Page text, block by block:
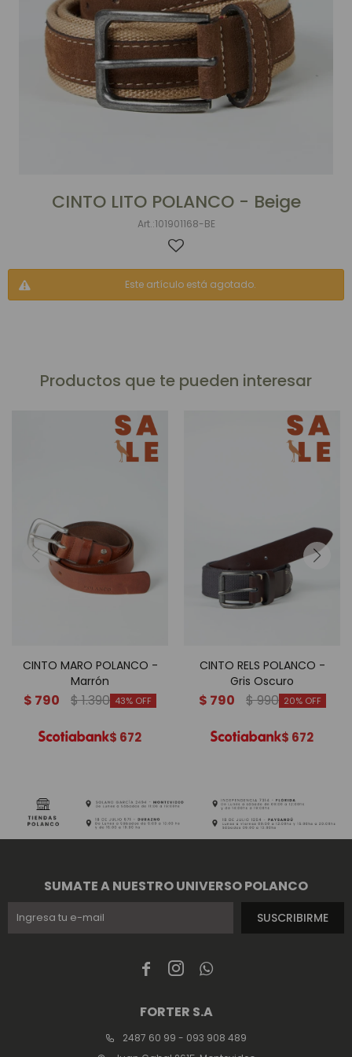
CINTO LITO POLANCO - Beige
101901168-BE
Este artículo está agotado.
Productos que te pueden interesar
CINTO MARO POLANCO -
Marrón
$ 790 $1.390 43
$ 672
CINTO RELS POLANCO -
Gris Oscuro
$ 790 $990 20
$ 672
  
FORTER S.A
2487 60 99 - 093 908 489
SUMATE A NUESTRO UNIVERSO POLANCO
SUSCRIBIRME